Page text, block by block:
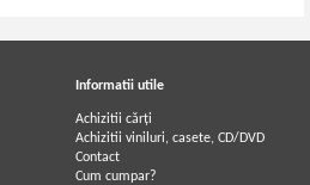
Informatii utile
Achizitii cărți
Achizitii viniluri, casete, CD/DVD
Contact
Cum cumpar?